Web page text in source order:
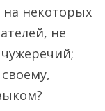
некоторых
не